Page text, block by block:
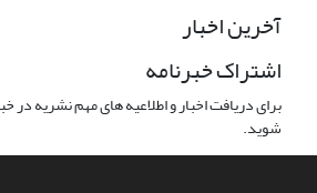
آخرین اخبار
اشتراک خبرنامه
برای دریافت اخبار و اطلاعیه های مهم نشریه
شوید.